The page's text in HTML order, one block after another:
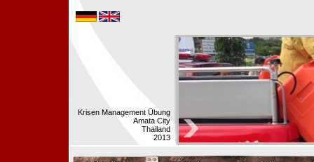
Krisen Management Übung
Amata City
Thailand
2013